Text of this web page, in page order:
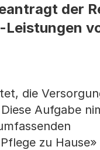
der
Leistungen
die
Aufgabe
zu